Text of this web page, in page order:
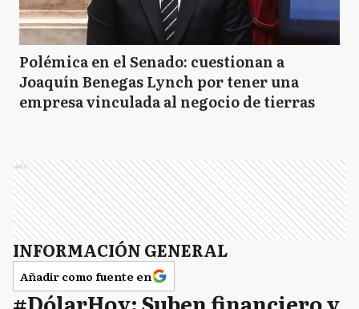
Polémica en el Senado: cuestionan a
Joaquín Benegas Lynch por tener una
empresa vinculada al negocio de tierras
Ads
INFORMACIÓN GENERAL
Añadir como fuente en